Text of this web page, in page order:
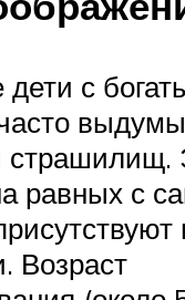
дети с
страшилищ.
равных с
Возраст